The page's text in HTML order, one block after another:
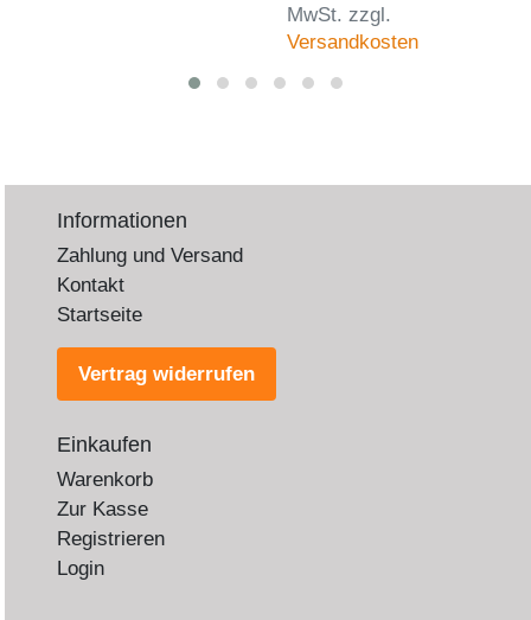
MwSt. zzgl.
Versandkosten
Informationen
Zahlung und Versand
Kontakt
Startseite
Vertrag widerrufen
Einkaufen
Warenkorb
Zur Kasse
Registrieren
Login